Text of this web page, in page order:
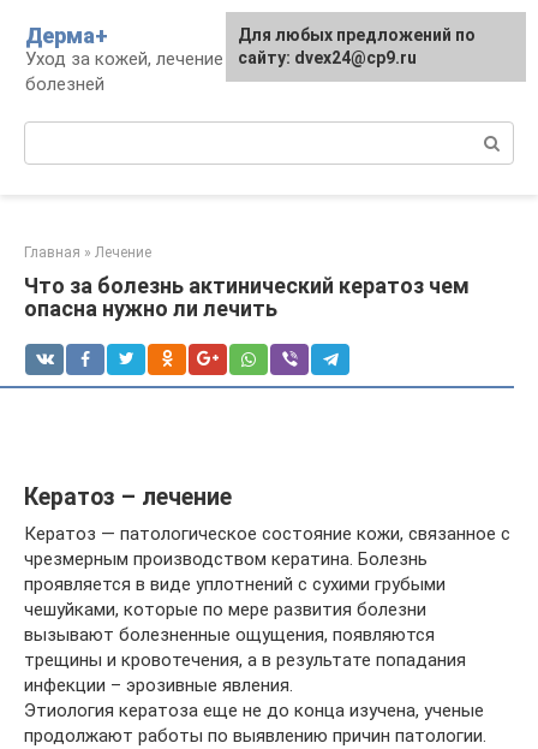
контенту
Дерма+
Уход за кожей, лечение дерматологических
болезней
Главная » Лечение
Что за болезнь актинический кератоз чем
опасна нужно ли лечить
Кератоз – лечение
Кератоз — патологическое состояние кожи, связанное с
чрезмерным производством кератина. Болезнь
проявляется в виде уплотнений с сухими грубыми
чешуйками, которые по мере развития болезни
вызывают болезненные ощущения, появляются
трещины и кровотечения, а в результате попадания
инфекции – эрозивные явления.
Этиология кератоза еще не до конца изучена, ученые
продолжают работы по выявлению причин патологии.
Для любых предложений по
сайту: dvex24@cp9.ru